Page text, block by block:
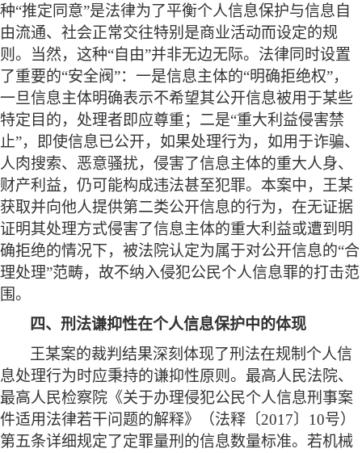
种“推定同意”是法律为了平衡个人信息保护与信息自
由流通、社会正常交往特别是商业活动而设定的规
则。当然，这种“自由”并非无边无际。法律同时设置
了重要的“安全阀”：一是信息主体的“明确拒绝权”，
一旦信息主体明确表示不希望其公开信息被用于某些
特定目的，处理者即应尊重；二是“重大利益侵害禁
止”，即使信息已公开，如果处理行为，如用于诈骗、
人肉搜索、恶意骚扰，侵害了信息主体的重大人身、
财产利益，仍可能构成违法甚至犯罪。本案中，王某
获取并向他人提供第二类公开信息的行为，在无证据
证明其处理方式侵害了信息主体的重大利益或遭到明
确拒绝的情况下，被法院认定为属于对公开信息的“合
理处理”范畴，故不纳入侵犯公民个人信息罪的打击范
围。
四、刑法谦抑性在个人信息保护中的体现
王某案的裁判结果深刻体现了刑法在规制个人信
息处理行为时应秉持的谦抑性原则。最高人民法院、
最高人民检察院《关于办理侵犯公民个人信息刑事案
件适用法律若干问题的解释》（法释〔2017〕10号）
第五条详细规定了定罪量刑的信息数量标准。若机械